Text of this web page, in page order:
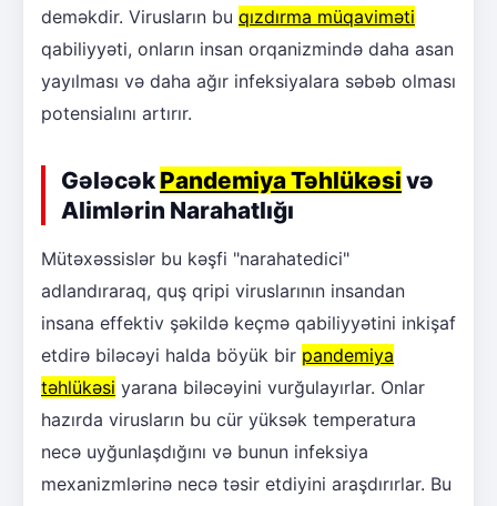
deməkdir. Virusların bu qızdırma müqaviməti
qabiliyyəti, onların insan orqanizmində daha asan
yayılması və daha ağır infeksiyalara səbəb olması
potensialını artırır.
GələcəkPandemiya Təhlükəsi və
Alimlərin Narahatlığı
Mütəxəssislər bu kəşfi "narahatedici"
adlandıraraq, quş qripi viruslarının insandan
insana effektiv şəkildə keçmə qabiliyyətini inkişaf
etdirə biləcəyi halda böyük bir pandemiya
təhlükəsi yarana biləcəyini vurğulayırlar. Onlar
hazırda virusların bu cür yüksək temperatura
necə uyğunlaşdığını və bunun infeksiya
mexanizmlərinə necə təsir etdiyini araşdırırlar. Bu